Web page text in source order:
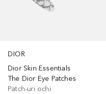
DIOR
Dior Skin Essentials
The Dior Eye Patches
Patch-uri ochi